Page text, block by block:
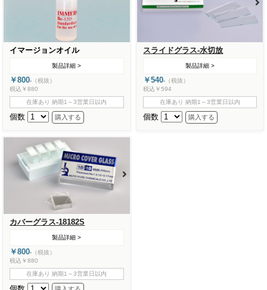
イマージョンオイル
製品詳細 >
￥800- （税抜）
税込￥880
在庫あり 納期1～3営業日以内
個数
スライドグラス-水切放
製品詳細 >
￥540- （税抜）
税込￥594
在庫あり 納期1～3営業日以内
個数
カバーグラス-18182S
製品詳細 >
￥800- （税抜）
税込￥880
在庫あり 納期1～3営業日以内